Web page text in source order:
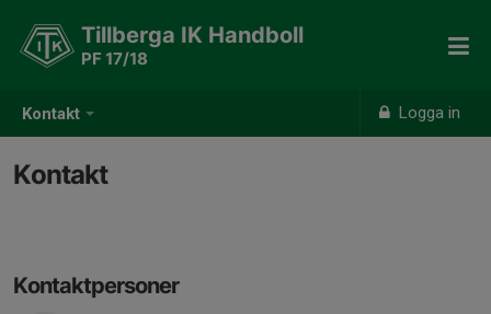
Kontakt Logga in
Tillberga IK Handboll
PF 17/18
Kontakt
Kontaktpersoner